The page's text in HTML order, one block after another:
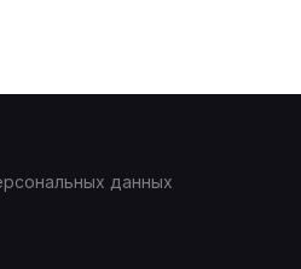
данных